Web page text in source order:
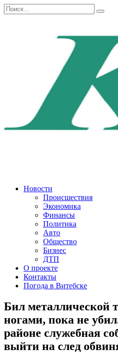
Перейти
к
Search
for:
Новости
Происшествия
Экономика
Финансы
Политика
Авто
Общество
Бизнес
ДТП
О проекте
Контакты
Погода в Витебске
Бил металлической
ногами, пока не
районе служебная
выйти на след